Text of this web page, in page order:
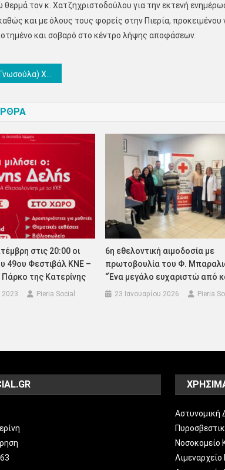
θερμά τον κ. Χατζηχριστοδούλου για την εκτενή
και με όλους τους φορείς στην Πιερία,
και σοβαρό στο κέντρο λήψης αποφάσεων.
ψήφο μας φέρνουμε ξανά τη δικαιοσύνη παντού!
στις 20:00 οι
49ου Φεστιβάλ ΚΝΕ –
της Κατερίνης
2023 Pieria Social
6η εθελοντική αιμοδοσία με
πρωτοβουλία του Φ.
“Ένα μεγάλο ευχαριστώ από
23 Ιανουαρίου 2026 Pieria
Αστυνομική
Νοσοκομείο